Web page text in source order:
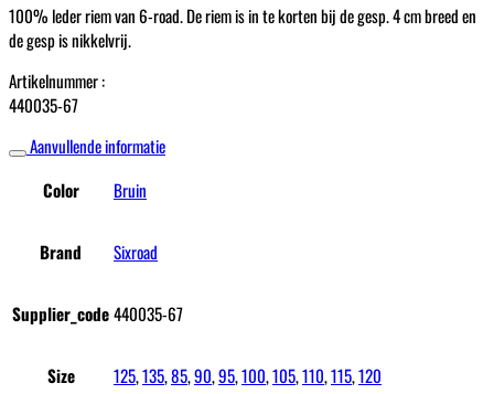
100% leder riem van 6-road. De riem is in te korten bij de gesp. 4 cm breed en
de gesp is nikkelvrij.
Artikelnummer :
440035-67
Aanvullende informatie
Color
Bruin
Brand Sixroad
Supplier_code440035-67
Size 125,135,85,90,95,100,105,110,115,120